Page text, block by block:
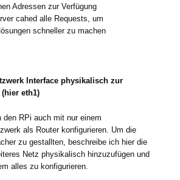
Adressen zur Verfügung
cahed alle Requests, um
schneller zu machen
Interface physikalisch zur
eth1)
den RPi auch mit nur einem
als Router konfigurieren. Um die
zu gestallten, beschreibe ich hier die
Netz physikalisch hinzuzufügen und
alles zu konfigurieren.